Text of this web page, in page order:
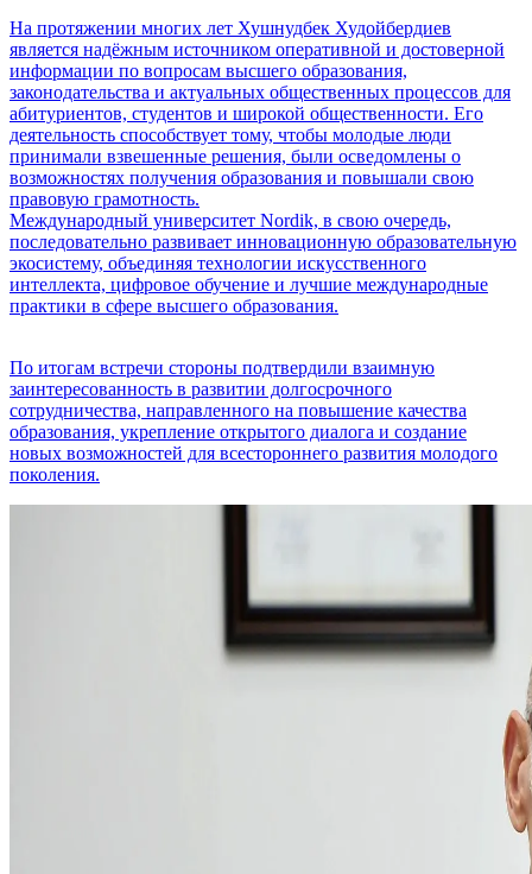
На протяжении многих лет Хушнудбек Худойбердиев
является надёжным источником оперативной и достоверной
информации по вопросам высшего образования,
законодательства и актуальных общественных процессов для
абитуриентов, студентов и широкой общественности. Его
деятельность способствует тому, чтобы молодые люди
принимали взвешенные решения, были осведомлены о
возможностях получения образования и повышали свою
правовую грамотность.
Международный университет Nordik, в свою очередь,
последовательно развивает инновационную образовательную
экосистему, объединяя технологии искусственного
интеллекта, цифровое обучение и лучшие международные
практики в сфере высшего образования.
По итогам встречи стороны подтвердили взаимную
заинтересованность в развитии долгосрочного
сотрудничества, направленного на повышение качества
образования, укрепление открытого диалога и создание
новых возможностей для всестороннего развития молодого
поколения.